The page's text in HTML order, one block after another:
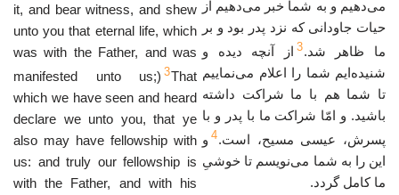
it, and bear witness, and shew
unto you that eternal life, which
was with the Father, and was
manifested unto us;) 3That
which we have seen and heard
declare we unto you, that ye
also may have fellowship with
us: and truly our fellowship is
with the Father, and with his
می‌دهیم و به شما خبر می‌دهیم از
حیات جاودانی که نزد پدر بود و بر
ما ظاهر شد.3 از آنچه دیده و
شنیده‌ایم شما را اعلام می‌نماییم
تا شما هم با ما شراکت داشته
باشید. و امّا شراکت ما با پدر و با
پسرش، عیسی مسیح، است.4 و
این را به شما می‌نویسم تا خوشیِ
ما کامل گردد.